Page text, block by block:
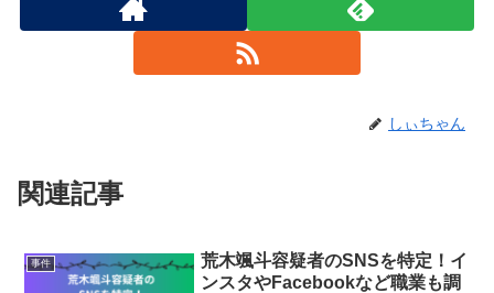
しぃちゃん
関連記事
事件
荒木颯斗容疑者のSNSを特定！イ
ンスタやFacebookなど職業も調